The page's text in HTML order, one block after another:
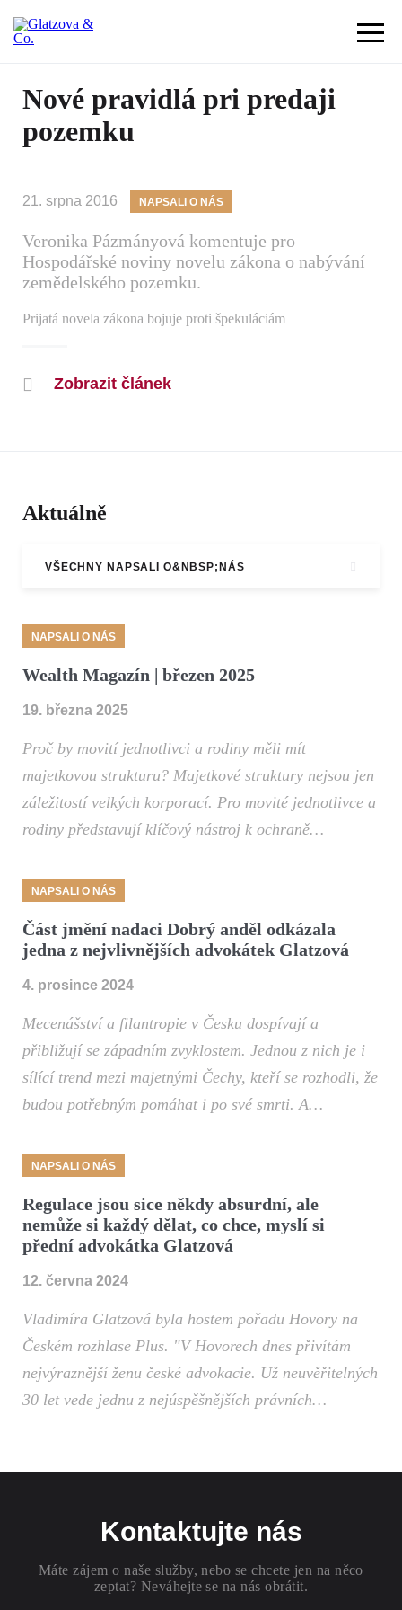
Nové pravidlá pri predaji
pozemku
21. srpna 2016 NAPSALI O NÁS
Veronika Pázmányová komentuje pro
Hospodářské noviny novelu zákona o nabývání
zemědelského pozemku.
Prijatá novela zákona bojuje proti špekuláciám
Zobrazit článek
Aktuálně
VŠECHNY NAPSALI O&NBSP;NÁS
NAPSALI O NÁS
Wealth Magazín | březen 2025
19. března 2025
Proč by movití jednotlivci a rodiny měli mít
majetkovou strukturu? Majetkové struktury nejsou jen
záležitostí velkých korporací. Pro movité jednotlivce a
rodiny představují klíčový nástroj k ochraně…
NAPSALI O NÁS
Část jmění nadaci Dobrý anděl odkázala
jedna z nejvlivnějších advokátek Glatzová
4. prosince 2024
Mecenášství a filantropie v Česku dospívají a
přibližují se západním zvyklostem. Jednou z nich je i
sílící trend mezi majetnými Čechy, kteří se rozhodli, že
budou potřebným pomáhat i po své smrti. A…
NAPSALI O NÁS
Regulace jsou sice někdy absurdní, ale
nemůže si každý dělat, co chce, myslí si
přední advokátka Glatzová
12. června 2024
Vladimíra Glatzová byla hostem pořadu Hovory na
Českém rozhlase Plus. "V Hovorech dnes přivítám
nejvýraznější ženu české advokacie. Už neuvěřitelných
30 let vede jednu z nejúspěšnějších právních…
Kontaktujte nás
Máte zájem o naše služby, nebo se chcete jen na něco
zeptat? Neváhejte se na nás obrátit.